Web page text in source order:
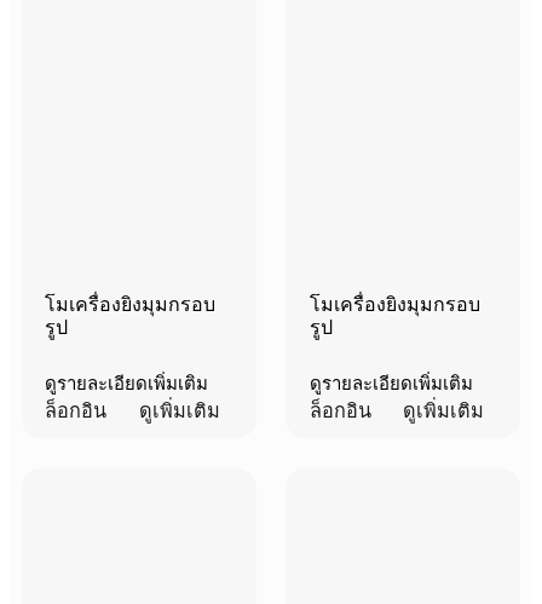
โมเครื่องยิงมุมกรอบ
รูป
ดูรายละเอียดเพิ่มเติม
ล็อกอิน ดูเพิ่มเติม
โมเครื่องยิงมุมกรอบ
รูป
ดูรายละเอียดเพิ่มเติม
ล็อกอิน ดูเพิ่มเติม